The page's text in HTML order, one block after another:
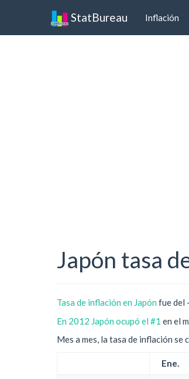
StatBureau Inflación
Japón tasa
Tasa de inflación en Japón fue del
En 2012 Japón ocupó el #1 en el
Mes a mes, la tasa de inflación se
Ene.